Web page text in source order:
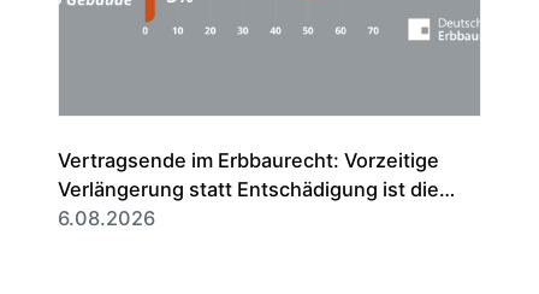
Vertragsende im Erbbaurecht: Vorzeitige
Verlängerung statt Entschädigung ist die
Regel
6.08.2026